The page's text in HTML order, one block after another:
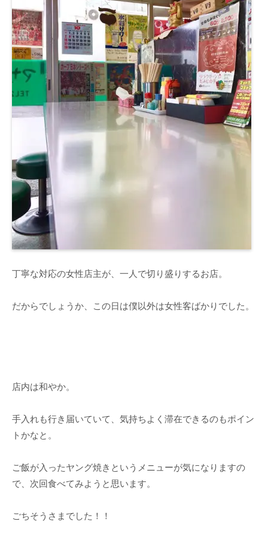
丁寧な対応の女性店主が、一人で切り盛りするお店。
だからでしょうか、この日は僕以外は女性客ばかりでした。
店内は和やか。
手入れも行き届いていて、気持ちよく滞在できるのもポイン
トかなと。
ご飯が入ったヤング焼きというメニューが気になりますの
で、次回食べてみようと思います。
ごちそうさまでした！！